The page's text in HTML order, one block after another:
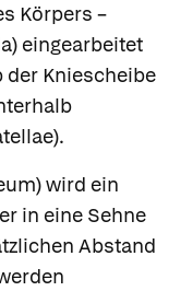
Körpers –
eingearbeitet
der Kniescheibe
wird ein
in eine Sehne
Abstand